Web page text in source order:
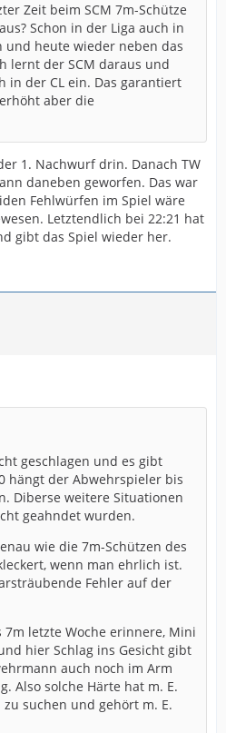
Zeit beim SCM 7m-Schütze
Schon in der Liga auch in
und heute wieder neben das
lernt der SCM daraus und
in der CL ein. Das garantiert
aber die
1. Nachwurf drin. Danach TW
daneben geworfen. Das war
Fehlwürfen im Spiel wäre
Letztendlich bei 22:21 hat
gibt das Spiel wieder her.
geschlagen und es gibt
hängt der Abwehrspieler bis
Diberse weitere Situationen
geahndet wurden.
wie die 7m-Schützen des
wenn man ehrlich ist.
Fehler auf der
7m letzte Woche erinnere, Mini
hier Schlag ins Gesicht gibt
auch noch im Arm
Also solche Härte hat m. E.
suchen und gehört m. E.